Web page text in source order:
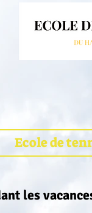
Ecole de
les